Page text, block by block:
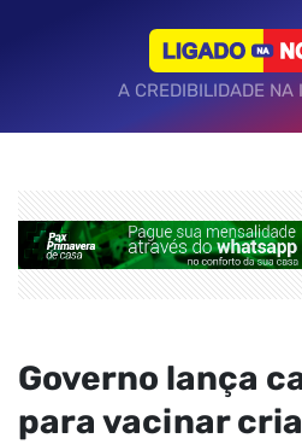
A CREDIBILIDADE NA
Governo lança
para vacinar